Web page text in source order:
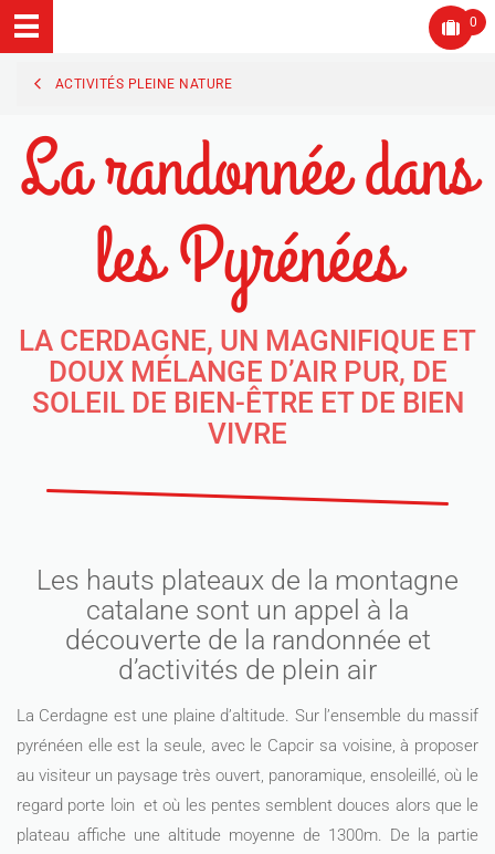
0
ACTIVITÉS PLEINE NATURE
La randonnée dans
les Pyrénées
LA CERDAGNE, UN MAGNIFIQUE ET
DOUX MÉLANGE D’AIR PUR, DE
SOLEIL DE BIEN-ÊTRE ET DE BIEN
VIVRE
Les hauts plateaux de la montagne
catalane sont un appel à la
découverte de la randonnée et
d’activités de plein air
La Cerdagne est une plaine d’altitude. Sur l’ensemble du massif
pyrénéen elle est la seule, avec le Capcir sa voisine, à proposer
au visiteur un paysage très ouvert, panoramique, ensoleillé, où le
regard porte loin et où les pentes semblent douces alors que le
plateau affiche une altitude moyenne de 1300m. De la partie